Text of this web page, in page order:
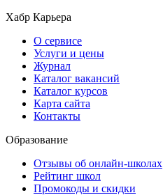
Хабр Карьера
О сервисе
Услуги и цены
Журнал
Каталог вакансий
Каталог курсов
Карта сайта
Контакты
Образование
Отзывы об онлайн-школах
Рейтинг школ
Промокоды и скидки